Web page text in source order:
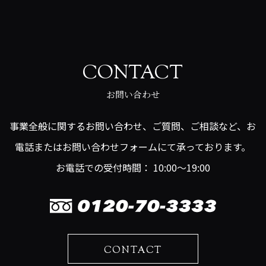
CONTACT
お問い合わせ
事業全般に関するお問い合わせ、ご質問、ご相談など、お
電話またはお問い合わせフォームにて承っております。
お電話での受付時間： 10:00～19:00
CONTACT